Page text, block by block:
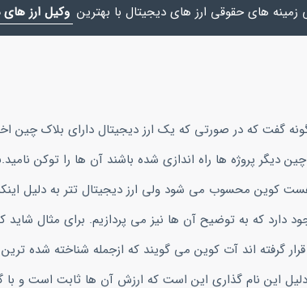
زمینه های حقوقی ارز های دیجیتال با بهترین وکیل ارز
گفت که در صورتی که یک ارز دیجیتال دارای بلاک چین
دیگر پروژه ها راه اندازی شده باشند آن ها را توکن
کوین محسوب می شود ولی ارز دیجیتال تتر به دلیل
که به توضیح آن ها نیز می پردازیم. برای مثال شاید
گرفته اند آت کوین می گویند که ازجمله شناخته شده
این نام گذاری این است که ارزش آن ها ثابت است و